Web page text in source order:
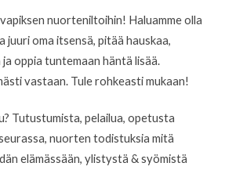
nuorteniltoihin! Haluamme olla
juuri oma itsensä, pitää hauskaa,
oppia tuntemaan häntä lisää.
vastaan. Tule rohkeasti mukaan!
Tutustumista, pelailua, opetusta
nuorten todistuksia mitä
elämässään, ylistystä & syömistä